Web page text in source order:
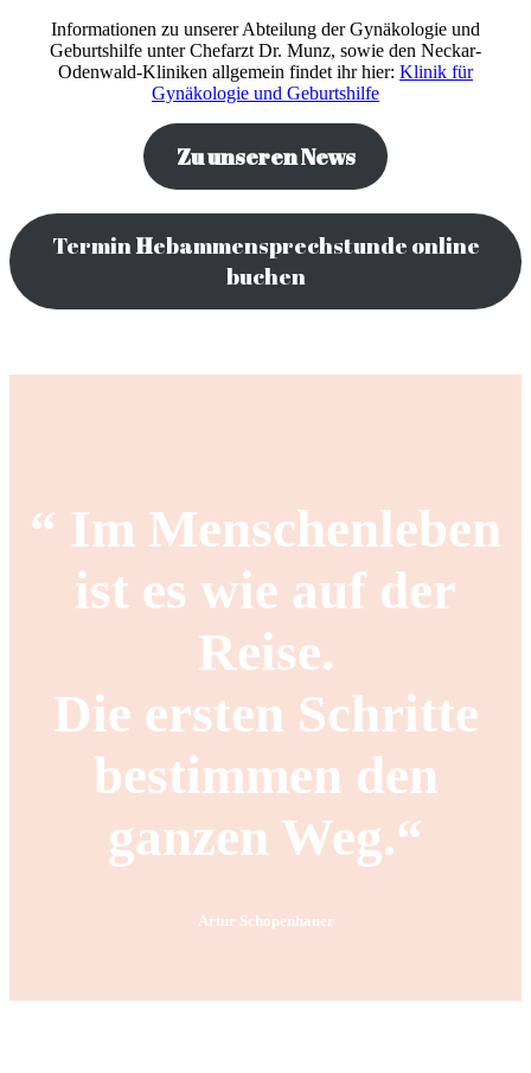
Informationen zu unserer Abteilung der Gynäkologie und
Geburtshilfe unter Chefarzt Dr. Munz, sowie den Neckar-
Odenwald-Kliniken allgemein findet ihr hier: Klinik für
Gynäkologie und Geburtshilfe
Zu unseren News
TerminHebammensprechstunde online
buchen
“ Im Menschenleben
ist es wie auf der
Reise.
Die ersten Schritte
bestimmen den
ganzen Weg.“
Artur Schopenhauer